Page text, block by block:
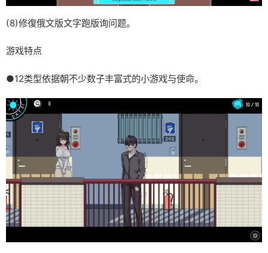
(8)修復俄文版文字跑版询问题。
游戏特点
●12类型依据朝不少数子丰富式的小游戏与使命。